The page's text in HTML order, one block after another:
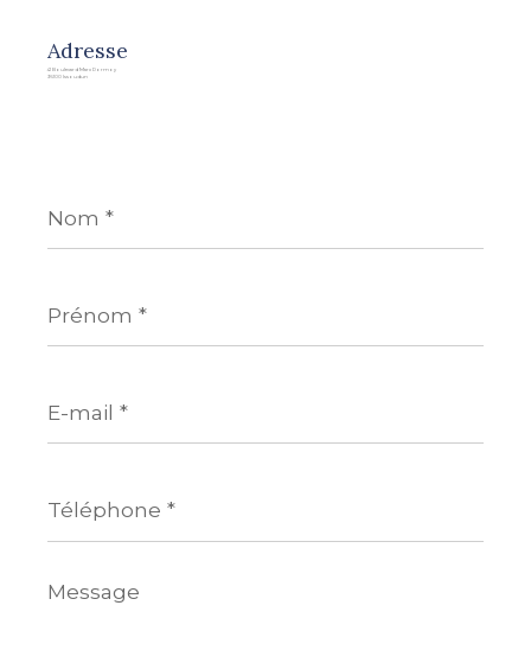
Adresse
41 Boulevard Marx Dormoy
36100 Issoudun
*
*
mail
*
*
Message
*